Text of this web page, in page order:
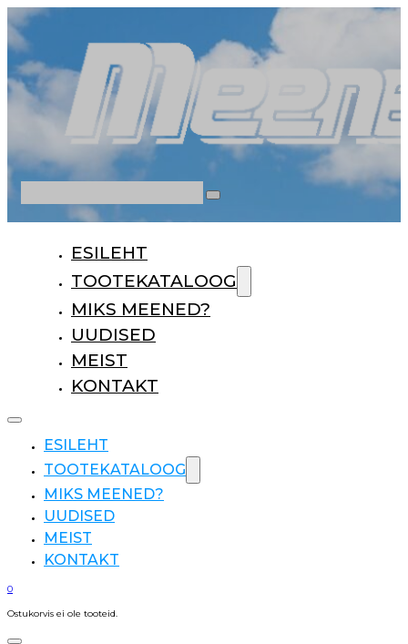
ESILEHT
TOOTEKATALOOG
MIKS MEENED?
UUDISED
MEIST
KONTAKT
ESILEHT
TOOTEKATALOOG
MIKS MEENED?
UUDISED
MEIST
KONTAKT
0
Ostukorvis ei ole tooteid.